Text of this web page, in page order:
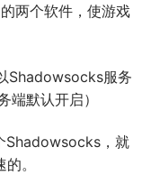
两个软件，使游戏
Shadowsocks服务
默认开启）
Shadowsocks，就
。